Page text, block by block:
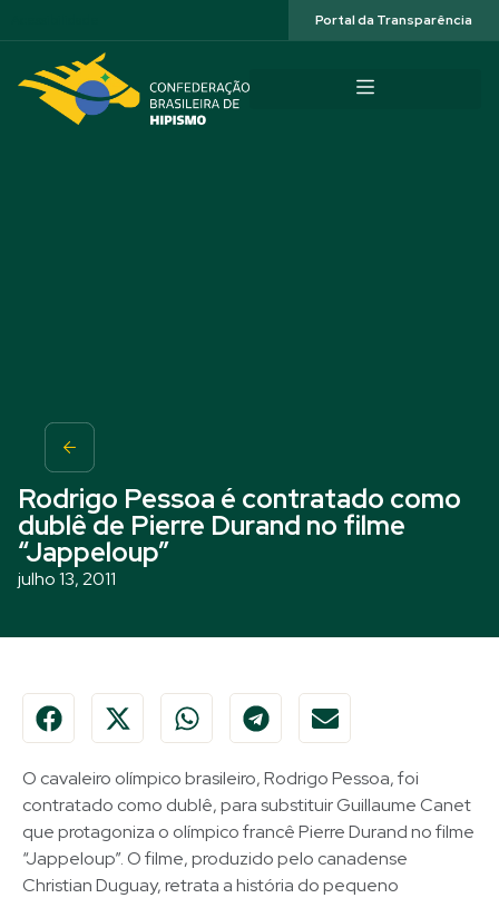
Portal da Transparência
Rodrigo Pessoa é contratado como
dublê de Pierre Durand no filme
“Jappeloup”
julho 13, 2011
O cavaleiro olímpico brasileiro, Rodrigo Pessoa, foi
contratado como dublê, para substituir Guillaume Canet
que protagoniza o olímpico francê Pierre Durand no filme
“Jappeloup”. O filme, produzido pelo canadense
Christian Duguay, retrata a história do pequeno